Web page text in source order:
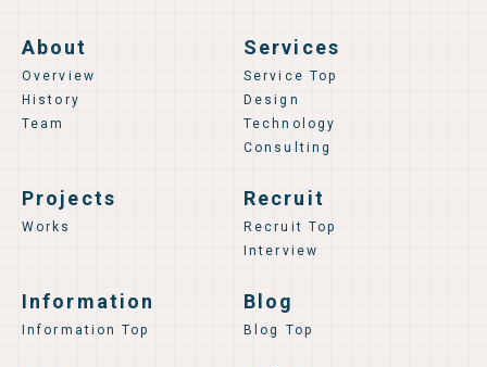
About
Overview
History
Team
Services
Service Top
Design
Technology
Consulting
Projects
Works
Recruit
Recruit Top
Interview
Information
Information Top
Blog
Blog Top